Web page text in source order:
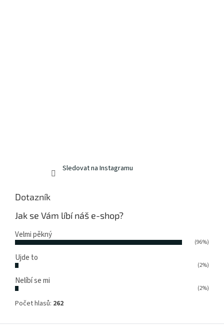
Sledovat na Instagramu
Dotazník
Jak se Vám líbí náš e-shop?
Velmi pěkný
(96%)
Ujde to
(2%)
Nelíbí se mi
(2%)
Počet hlasů: 262